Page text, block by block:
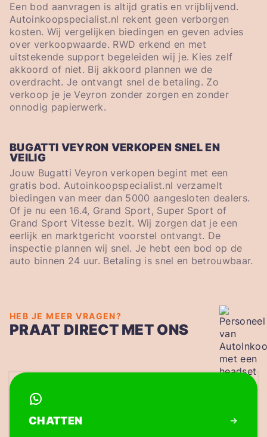
Een bod aanvragen is altijd gratis en vrijblijvend.
Autoinkoopspecialist.nl rekent geen verborgen
kosten. Wij vergelijken biedingen en geven advies
over verkoopwaarde. RWD erkend en met
uitstekende support begeleiden wij je. Kies zelf
akkoord of niet. Bij akkoord plannen we de
overdracht. Je ontvangt snel de betaling. Zo
verkoop je je Veyron zonder zorgen en zonder
onnodig papierwerk.
BUGATTI VEYRON VERKOPEN SNEL EN
VEILIG
Jouw Bugatti Veyron verkopen begint met een
gratis bod. Autoinkoopspecialist.nl verzamelt
biedingen van meer dan 5000 aangesloten dealers.
Of je nu een 16.4, Grand Sport, Super Sport of
Grand Sport Vitesse bezit. Wij zorgen dat je een
eerlijk en marktgericht voorstel ontvangt. De
inspectie plannen wij snel. Je hebt een bod op de
auto binnen 24 uur. Betaling is snel en betrouwbaar.
HEB JE MEER VRAGEN?
PRAAT DIRECT MET ONS
CHATTEN